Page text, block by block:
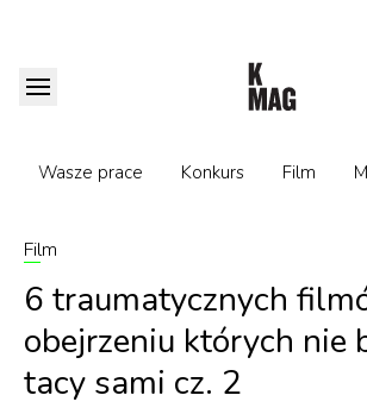
Wasze prace Konkurs Film
Film
6 traumatycznych
obejrzeniu których nie
tacy sami cz. 2